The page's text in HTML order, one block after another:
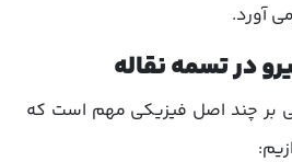
آورد.
در تسمه نقاله
بر چند اصل فیزیکی مهم است که